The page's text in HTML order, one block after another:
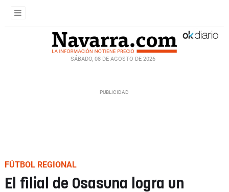
SÁBADO, 08 DE AGOSTO DE 2026
FÚTBOL REGIONAL
El filial de Osasuna logra un